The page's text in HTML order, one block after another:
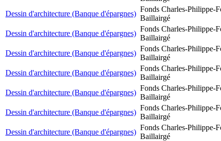
Dessin d'architecture (Banque d'épargnes)
Fonds Charles-Philippe-
Baillairgé
Dessin d'architecture (Banque d'épargnes)
Fonds Charles-Philippe-
Baillairgé
Dessin d'architecture (Banque d'épargnes)
Fonds Charles-Philippe-
Baillairgé
Dessin d'architecture (Banque d'épargnes)
Fonds Charles-Philippe-
Baillairgé
Dessin d'architecture (Banque d'épargnes)
Fonds Charles-Philippe-
Baillairgé
Dessin d'architecture (Banque d'épargnes)
Fonds Charles-Philippe-
Baillairgé
Dessin d'architecture (Banque d'épargnes)
Fonds Charles-Philippe-
Baillairgé